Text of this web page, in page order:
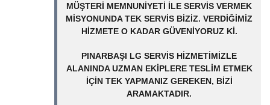
MÜŞTERI MEMNUNIYETI ILE SERVIS VERMEK
MISYONUNDA TEK SERVIS BIZIZ. VERDIĞIMIZ
HIZMETE O KADAR GÜVENIYORUZ KI.
PINARBAŞI LG SERVIS HIZMETIMIZLE
ALANINDA UZMAN EKIPLERE TESLIM ETMEK
IÇIN TEK YAPMANIZ GEREKEN, BIZI
ARAMAKTADIR.